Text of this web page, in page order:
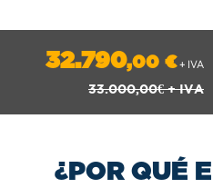
32.790,00 €+ IVA
33.000,00€+ IVA
¿POR QUÉ